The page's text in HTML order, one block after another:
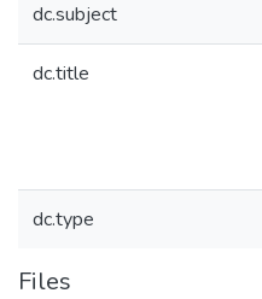
dc.subject
dc.title
dc.type
Files